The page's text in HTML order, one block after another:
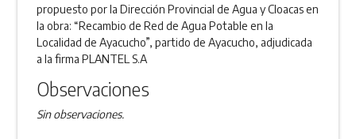
propuesto por la Dirección Provincial de Agua y Cloacas en
la obra: “Recambio de Red de Agua Potable en la
Localidad de Ayacucho”, partido de Ayacucho, adjudicada
a la firma PLANTEL S.A
Observaciones
Sin observaciones.